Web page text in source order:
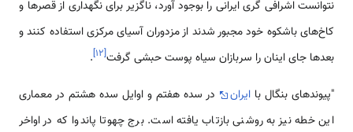
نتوانست اشرافی گری ایرانی را بوجود آورد، ناگزیر برای نگهداری از قصرها و
کاخ‌های باشکوه خود مجبور شدند از مزدوران آسیای مرکزی استفاده کنند و
بعدها جای اینان را سربازان سیاه پوست حبشی گرفت[۱۲]
.
"پیوندهای بنگال با ایران
در سده هفتم و اوایل سده هشتم در معماری
این خطه نیز به روشنی بازتاب یافته است. برج چهوتا پاندوا که در اواخر